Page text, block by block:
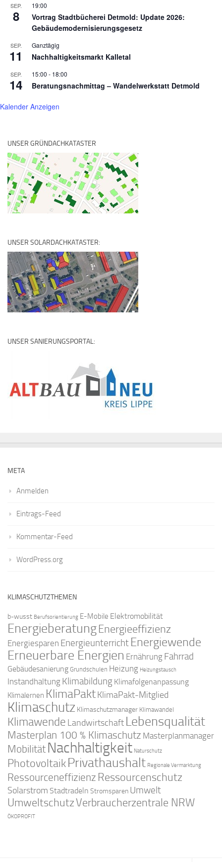
SEP.
8
19:00
Vortrag Stadtbücherei Detmold: Update 2026:
Gebäudemodernisierungsgesetz
SEP.
11
Ganztägig
Nachhaltigkeitsmarkt Kalletal
SEP.
14
15:00 - 18:00
Beratungsnachmittag – Wandelwerkstatt Detmold
Kalender Anzeigen
UNSER GRÜNDACHKATASTER
UNSER SOLARDACHKATASTER:
UNSER SANIERUNGSPORTAL:
META
Anmelden
Eintrags-Feed
Kommentar-Feed
WordPress.org
KLIMASCHUTZTHEMEN
b-wusst Berufsorientierung E-Mobile Elektromobilität
EnergieberatungEnergieeffizienz
Energiesparen Energieunterricht Energiewende
Erneuerbare Energien Ernährung Fahrrad
Gebäudesanierung Grundschulen Heizung Heizungstausch
Instandhaltung Klimabildung Klimafolgenanpassung
Klimalernen KlimaPaktKlimaPakt-Mitglied
Klimaschutz Klimaschutzmanager Klimawandel
Klimawende Landwirtschaft Lebensqualität
Masterplan 100 % Klimaschutz Masterplanmanager
Mobilität Nachhaltigkeit Naturschutz
PhotovoltaikPrivathaushalt Regionale Vermarktung
Ressourceneffizienz Ressourcenschutz
Solarstrom Stadtradeln Stromsparen Umwelt
UmweltschutzVerbraucherzentrale NRW
ÖKOPROFIT